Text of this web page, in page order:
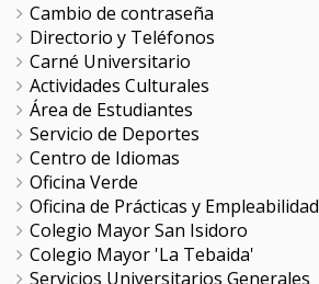
Cambio de contraseña
Directorio y Teléfonos
Carné Universitario
Actividades Culturales
Área de Estudiantes
Servicio de Deportes
Centro de Idiomas
Oficina Verde
Oficina de Prácticas y Empleabilidad
Colegio Mayor San Isidoro
Colegio Mayor 'La Tebaida'
Servicios Universitarios Generales